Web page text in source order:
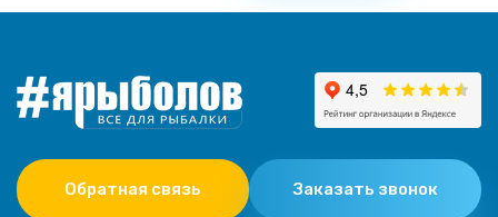
Обратная связь Заказать звонок